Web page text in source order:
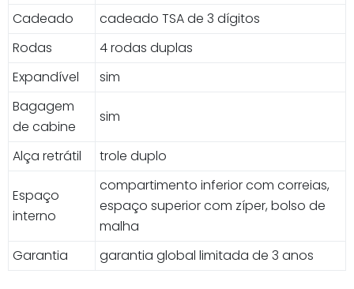
Cadeado
cadeado TSA de 3 dígitos
Rodas
4 rodas duplas
Expandível
sim
Bagagem
de cabine
sim
Alça retrátil trole duplo
Espaço
interno
compartimento inferior com correias,
espaço superior com zíper, bolso de
malha
Garantia
garantia global limitada de 3 anos